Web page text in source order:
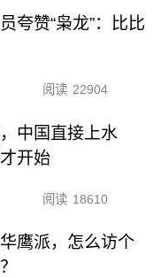
夸赞“枭龙”：比比
阅读 22904
中国直接上水
开始
阅读 18610
鹰派，怎么访个